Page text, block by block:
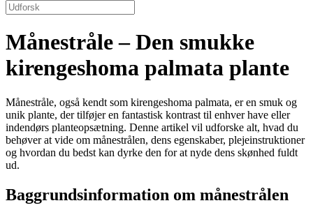
Månestråle – Den smukke
kirengeshoma palmata plante
Månestråle, også kendt som kirengeshoma palmata, er en smuk og
unik plante, der tilføjer en fantastisk kontrast til enhver have eller
indendørs planteopsætning. Denne artikel vil udforske alt, hvad du
behøver at vide om månestrålen, dens egenskaber, plejeinstruktioner
og hvordan du bedst kan dyrke den for at nyde dens skønhed fuldt
ud.
Baggrundsinformation om månestrålen